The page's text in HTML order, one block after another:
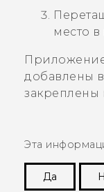
место
добавлены
закреплены
Эта
Да